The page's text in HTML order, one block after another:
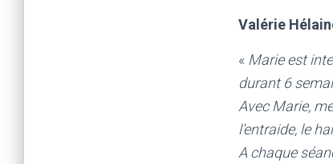
Valérie
« Marie est
durant 6
Avec Marie,
l’entraide, le
A chaque